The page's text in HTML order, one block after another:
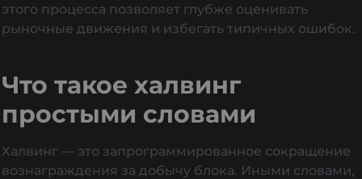
этого процесса позволяет глубже оценивать
рыночные движения и избегать типичных ошибок.
Что такое халвинг
простыми словами
Халвинг — это запрограммированное сокращение
вознаграждения за добычу блока. Иными словами,